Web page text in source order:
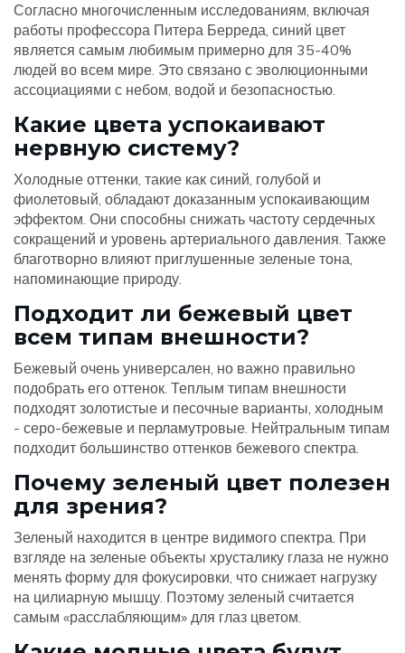
Согласно многочисленным исследованиям, включая
работы профессора Питера Берреда, синий цвет
является самым любимым примерно для 35-40%
людей во всем мире. Это связано с эволюционными
ассоциациями с небом, водой и безопасностью.
Какие цвета успокаивают
нервную систему?
Холодные оттенки, такие как синий, голубой и
фиолетовый, обладают доказанным успокаивающим
эффектом. Они способны снижать частоту сердечных
сокращений и уровень артериального давления. Также
благотворно влияют приглушенные зеленые тона,
напоминающие природу.
Подходит ли бежевый цвет
всем типам внешности?
Бежевый очень универсален, но важно правильно
подобрать его оттенок. Теплым типам внешности
подходят золотистые и песочные варианты, холодным
- серо-бежевые и перламутровые. Нейтральным типам
подходит большинство оттенков бежевого спектра.
Почему зеленый цвет полезен
для зрения?
Зеленый находится в центре видимого спектра. При
взгляде на зеленые объекты хрусталику глаза не нужно
менять форму для фокусировки, что снижает нагрузку
на цилиарную мышцу. Поэтому зеленый считается
самым «расслабляющим» для глаз цветом.